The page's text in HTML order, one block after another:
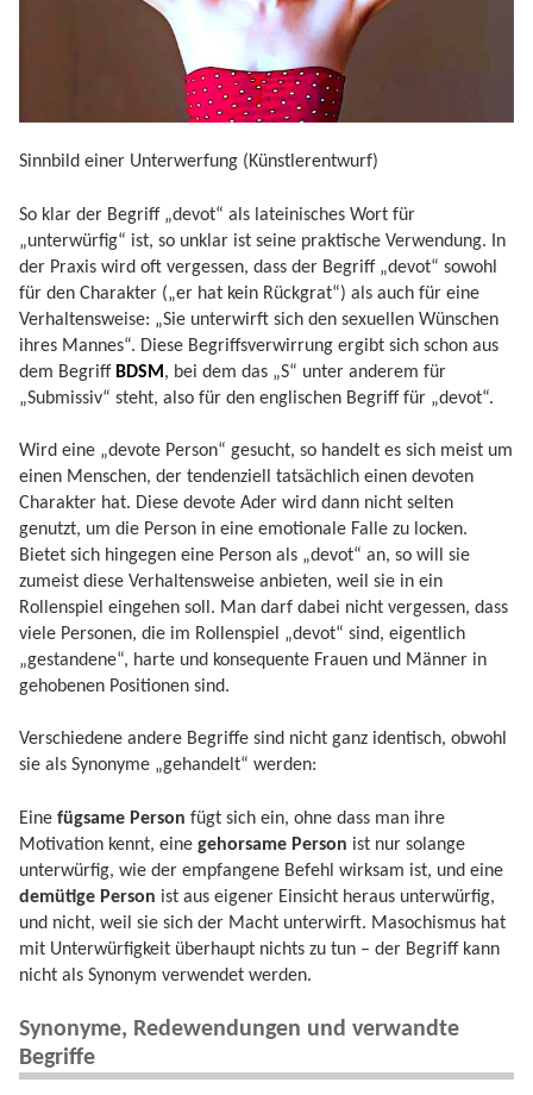
Sinnbild einer Unterwerfung (Künstlerentwurf)
So klar der Begriff „devot“ als lateinisches Wort für
„unterwürfig“ ist, so unklar ist seine praktische Verwendung. In
der Praxis wird oft vergessen, dass der Begriff „devot“ sowohl
für den Charakter („er hat kein Rückgrat“) als auch für eine
Verhaltensweise: „Sie unterwirft sich den sexuellen Wünschen
ihres Mannes“. Diese Begriffsverwirrung ergibt sich schon aus
dem Begriff BDSM, bei dem das „S“ unter anderem für
„Submissiv“ steht, also für den englischen Begriff für „devot“.
Wird eine „devote Person“ gesucht, so handelt es sich meist um
einen Menschen, der tendenziell tatsächlich einen devoten
Charakter hat. Diese devote Ader wird dann nicht selten
genutzt, um die Person in eine emotionale Falle zu locken.
Bietet sich hingegen eine Person als „devot“ an, so will sie
zumeist diese Verhaltensweise anbieten, weil sie in ein
Rollenspiel eingehen soll. Man darf dabei nicht vergessen, dass
viele Personen, die im Rollenspiel „devot“ sind, eigentlich
„gestandene“, harte und konsequente Frauen und Männer in
gehobenen Positionen sind.
Verschiedene andere Begriffe sind nicht ganz identisch, obwohl
sie als Synonyme „gehandelt“ werden:
Eine fügsame Person fügt sich ein, ohne dass man ihre
Motivation kennt, eine gehorsame Person ist nur solange
unterwürfig, wie der empfangene Befehl wirksam ist, und eine
demütige Person ist aus eigener Einsicht heraus unterwürfig,
und nicht, weil sie sich der Macht unterwirft. Masochismus hat
mit Unterwürfigkeit überhaupt nichts zu tun – der Begriff kann
nicht als Synonym verwendet werden.
Synonyme, Redewendungen und verwandte
Begriffe